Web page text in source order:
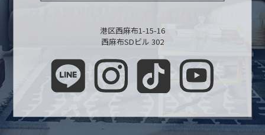
港区西麻布1-15-16
西麻布SDビル 302